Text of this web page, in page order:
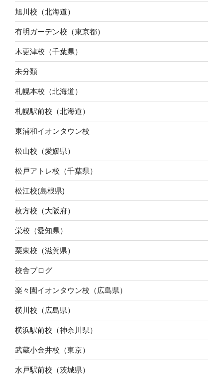
旭川校（北海道）
有明ガーデン校（東京都）
木更津校（千葉県）
未分類
札幌本校（北海道）
札幌駅前校（北海道）
東浦和イオンタウン校
松山校（愛媛県）
松戸アトレ校（千葉県）
松江校(島根県)
枚方校（大阪府）
栄校（愛知県）
栗東校（滋賀県）
校舎ブログ
楽々園イオンタウン校（広島県）
横川校（広島県）
横浜駅前校（神奈川県）
武蔵小金井校（東京）
水戸駅前校（茨城県）